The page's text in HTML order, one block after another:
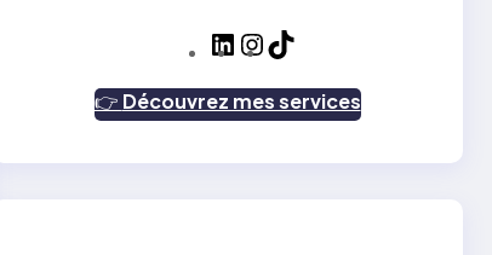
L
n
k
d
I
n
s
t
g
T
k
T
k
👉 Découvrez mes services